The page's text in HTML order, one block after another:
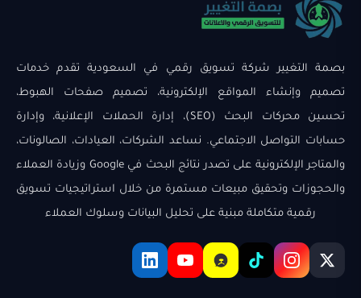
بصمة التغيير شركة تسويق رقمي في السعودية تقدم خدمات
تصميم وإنشاء المواقع الإلكترونية، تصميم صفحات الهبوط،
تحسين محركات البحث (SEO)، إدارة الحملات الإعلانية، وإدارة
حسابات التواصل الاجتماعي. نساعد الشركات، العيادات، الصالونات،
والمتاجر الإلكترونية على تصدر نتائج البحث في Google وزيادة العملاء
والحجوزات وتحقيق مبيعات مستمرة من خلال استراتيجيات تسويق
رقمية متكاملة مبنية على تحليل البيانات وسلوك العملاء